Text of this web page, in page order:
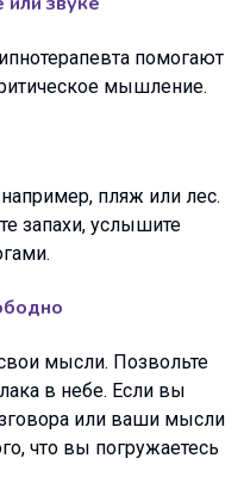
помогают
мышление.
пляж или лес.
запахи, услышите
мысли. Позвольте
в небе. Если вы
или ваши мысли
что вы погружаетесь